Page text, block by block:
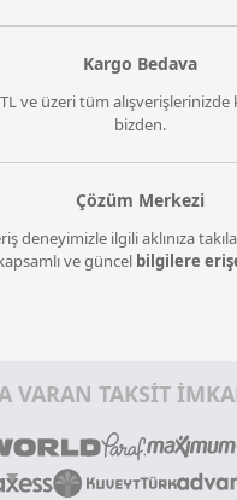
Kargo Bedava
ve üzeri tüm
bizden.
Çözüm Merkezi
deneyimizle ilgili aklınıza
ve güncel bilgilere
VARAN TAKSİT